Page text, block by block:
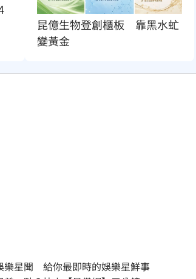
昆億生物登創櫃板　靠黑水虻
變黃金
樂星聞 給你最即時的娛樂星鮮事